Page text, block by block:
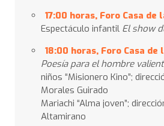
17:00 horas, Foro Casa de
Espectáculo infantil El show
18:00 horas, Foro Casa de
Poesía para el hombre
niños “Misionero Kino”;
Morales Guirado
Mariachi “Alma joven”;
Altamirano